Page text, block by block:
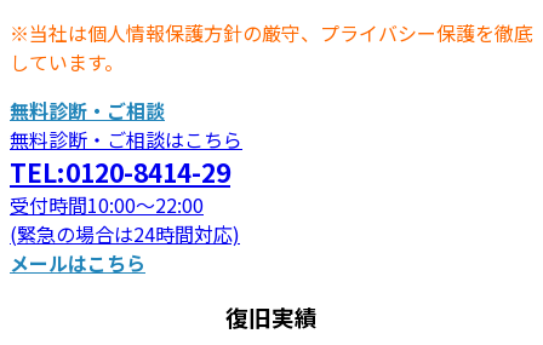
※当社は個人情報保護方針の厳守、プライバシー保護を徹底
しています。
無料診断・ご相談
無料診断・ご相談はこちら
TEL:0120-8414-29
受付時間10:00～22:00
(緊急の場合は24時間対応)
メールはこちら
復旧実績